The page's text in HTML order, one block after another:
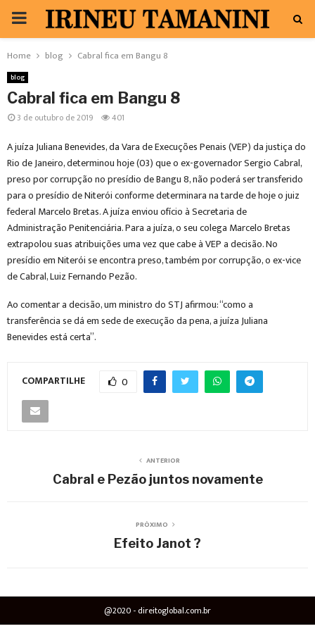
PRIMARY
MENU
Home blog Cabral fica em Bangu 8
blog
Cabral fica em Bangu 8
3 de outubro de 2019 401
A juíza Juliana Benevides, da Vara de Execuções Penais (VEP) da justiça do
Rio de Janeiro, determinou hoje (03) que o ex-governador Sergio Cabral,
preso por corrupção no presídio de Bangu 8, não poderá ser transferido
para o presídio de Niterói conforme determinara na tarde de hoje o juiz
federal Marcelo Bretas. A juíza enviou ofício à Secretaria de
Administração Penitenciária. Para a juíza, o seu colega Marcelo Bretas
extrapolou suas atribuições uma vez que cabe à VEP a decisão. No
presídio em Niterói se encontra preso, também por corrupção, o ex-vice
de Cabral, Luiz Fernando Pezão.
Ao comentar a decisão, um ministro do STJ afirmou: “como a
transferência se dá em sede de execução da pena, a juíza Juliana
Benevides está certa”.
COMPARTILHE 0
ANTERIOR
Cabral e Pezão juntos novamente
PRÓXIMO
Efeito Janot ?
@2020 - direitoglobal.com.br